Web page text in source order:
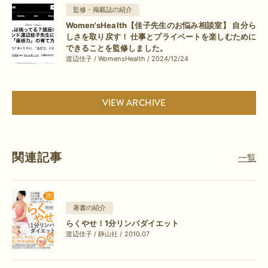
監修・掲載誌の紹介
Women'sHealth【佳子先生のお悩み相談室】 自分ら
しさを取り戻す！ 仕事とプライベートを楽しむために
できることを監修しました。
渡辺佳子 / WomensHealth / 2024/12/24
VIEW ARCHIVE
関連記事 一覧
著書の紹介
らくやせ！1分リンパダイエット
渡辺佳子 / 静山社 / 2010.07